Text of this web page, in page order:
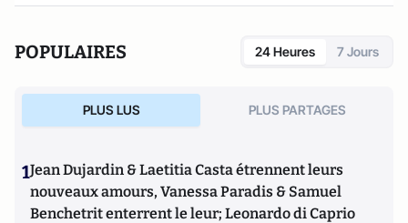
européenne dans les électorats et les opinions publiques. Il
(toujours) l'Europe ?(éditions de La Documentation
Française, 2014) etHistoire d’une révolution électorale
(2015-2018)avec Anne Muxel (Classiques Garnier, 2019).
POPULAIRES 24 Heures 7 Jours
PLUS LUS PLUS PARTAGES
1Jean Dujardin & Laetitia Casta étrennent leurs
nouveaux amours, Vanessa Paradis & Samuel
Benchetrit enterrent le leur; Leonardo di Caprio